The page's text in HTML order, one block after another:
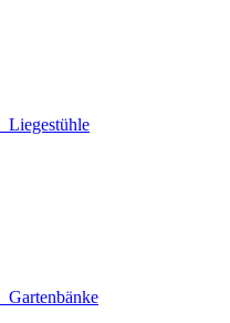
Liegestühle
Gartenbänke